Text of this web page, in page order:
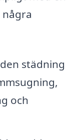
städning
och